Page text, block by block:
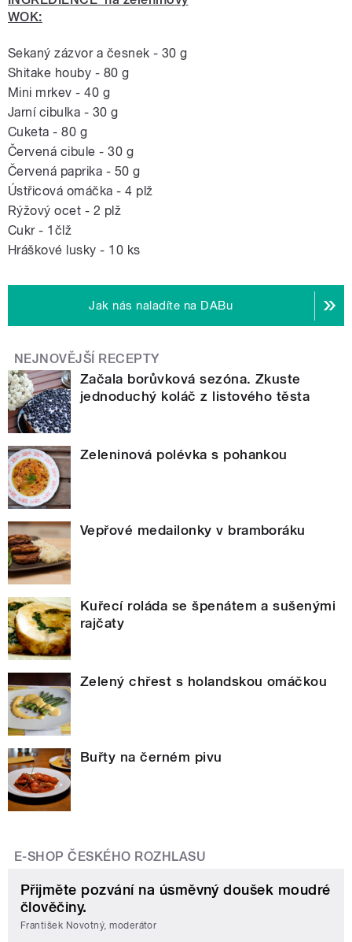
WOK:
Sekaný zázvor a česnek - 30 g
Shitake houby - 80 g
Mini mrkev - 40 g
Jarní cibulka - 30 g
Cuketa - 80 g
Červená cibule - 30 g
Červená paprika - 50 g
Ústřicová omáčka - 4 plž
Rýžový ocet - 2 plž
Cukr - 1člž
Hráškové lusky - 10 ks
Jak nás naladíte na DABu
NEJNOVĚJŠÍ RECEPTY
Začala borůvková sezóna. Zkuste
jednoduchý koláč z listového těsta
Zeleninová polévka s pohankou
Vepřové medailonky v bramboráku
Kuřecí roláda se špenátem a sušenými
rajčaty
Zelený chřest s holandskou omáčkou
Buřty na černém pivu
E-SHOP ČESKÉHO ROZHLASU
Přijměte pozvání na úsměvný doušek moudré
člověčiny.
František Novotný, moderátor